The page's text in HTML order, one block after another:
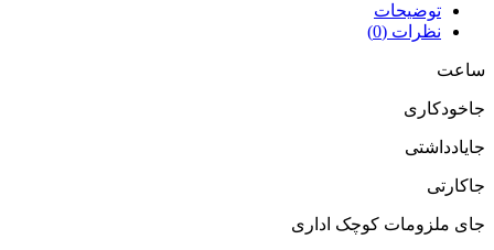
توضیحات
نظرات (0)
ساعت
جاخودکاری
جایادداشتی
جاکارتی
جای ملزومات کوچک اداری